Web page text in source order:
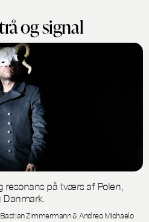
og signal
resonans på tværs af Polen,
Zimmermann & Andreo Michaelo